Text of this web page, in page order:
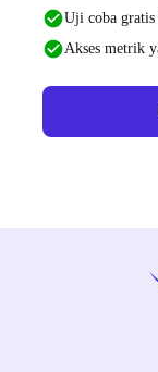
Uji coba
Akses metrik